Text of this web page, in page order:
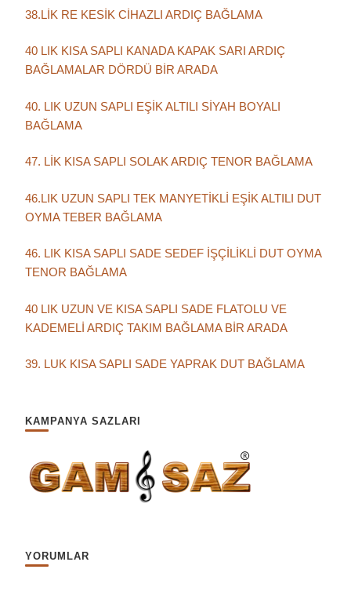
38.LİK RE KESİK CİHAZLI ARDIÇ BAĞLAMA
40 LIK KISA SAPLI KANADA KAPAK SARI ARDIÇ
BAĞLAMALAR DÖRDÜ BİR ARADA
40. LIK UZUN SAPLI EŞİK ALTILI SİYAH BOYALI
BAĞLAMA
47. LİK KISA SAPLI SOLAK ARDIÇ TENOR BAĞLAMA
46.LIK UZUN SAPLI TEK MANYETİKLİ EŞİK ALTILI DUT
OYMA TEBER BAĞLAMA
46. LIK KISA SAPLI SADE SEDEF İŞÇİLİKLİ DUT OYMA
TENOR BAĞLAMA
40 LIK UZUN VE KISA SAPLI SADE FLATOLU VE
KADEMELİ ARDIÇ TAKIM BAĞLAMA BİR ARADA
39. LUK KISA SAPLI SADE YAPRAK DUT BAĞLAMA
KAMPANYA SAZLARI
YORUMLAR